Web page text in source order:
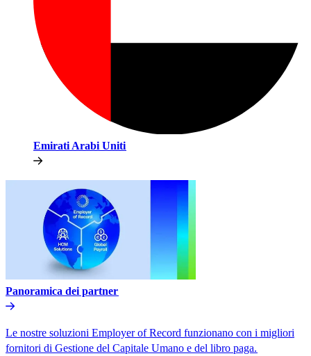
Emirati Arabi Uniti​​
Panoramica dei partner​​
Le nostre soluzioni Employer of Record funzionano con i migliori
fornitori di Gestione del Capitale Umano e del libro paga.​​